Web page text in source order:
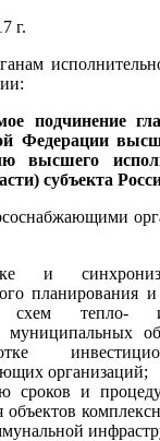
г.
подчинение
Федерации
высшего
субъекта
и
планирования и
схем тепло-
муниципальных
организаций;
сроков и
объектов